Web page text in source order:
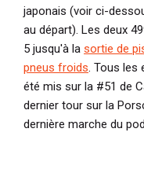
japonais (voir ci-
au départ). Les deux
5 jusqu'à la sortie de
pneus froids. Tous les
été mis sur la #51 de
dernier tour sur la
dernière marche du